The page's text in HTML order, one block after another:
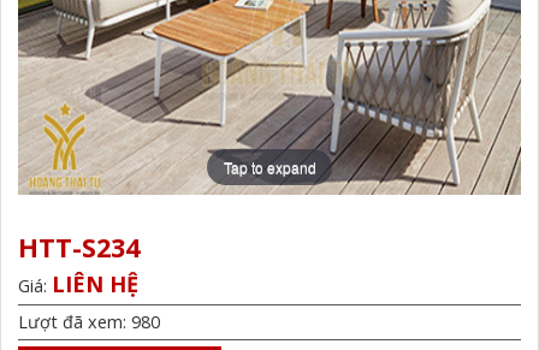
Tap to expand
HTT-S234
Giá: LIÊN HỆ
Lượt đã xem: 980